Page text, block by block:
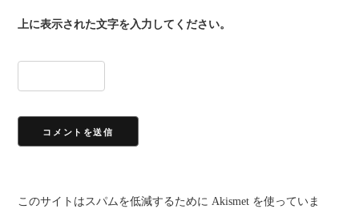
上に表示された文字を入力してください。
このサイトはスパムを低減するために Akismet を使っていま